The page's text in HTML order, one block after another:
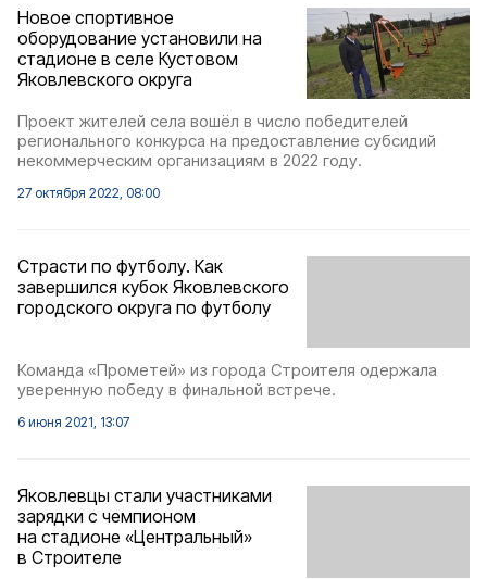
Новое спортивное
оборудование установили на
стадионе в селе Кустовом
Яковлевского округа
Проект жителей села вошёл в число победителей
регионального конкурса на предоставление субсидий
некоммерческим организациям в 2022 году.
27 октября 2022, 08:00
Страсти по футболу. Как
завершился кубок Яковлевского
городского округа по футболу
Команда «Прометей» из города Строителя одержала
уверенную победу в финальной встрече.
6 июня 2021, 13:07
Яковлевцы стали участниками
зарядки с чемпионом
на стадионе «Центральный»
в Строителе